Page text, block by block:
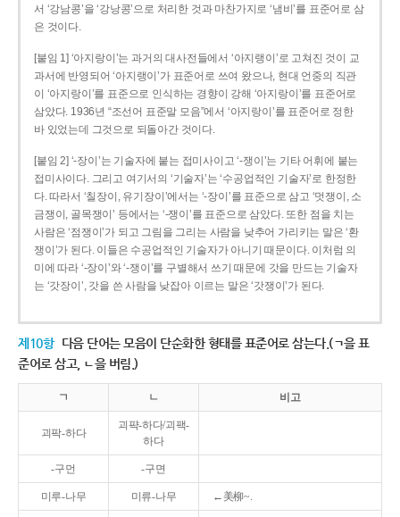
서 ‘강남콩’을 ‘강낭콩’으로 처리한 것과 마찬가지로 ‘냄비’를 표준어로 삼
은 것이다.
[붙임 1] ‘아지랑이’는 과거의 대사전들에서 ‘아지랭이’로 고쳐진 것이 교
과서에 반영되어 ‘아지랭이’가 표준어로 쓰여 왔으나, 현대 언중의 직관
이 ‘아지랑이’를 표준으로 인식하는 경향이 강해 ‘아지랑이’를 표준어로
삼았다. 1936년 “조선어 표준말 모음”에서 ‘아지랑이’를 표준어로 정한
바 있었는데 그것으로 되돌아간 것이다.
[붙임 2] ‘-장이’는 기술자에 붙는 접미사이고 ‘-쟁이’는 기타 어휘에 붙는
접미사이다. 그리고 여기서의 ‘기술자’는 ‘수공업적인 기술자’로 한정한
다. 따라서 ‘칠장이, 유기장이’에서는 ‘-장이’를 표준으로 삼고 ‘멋쟁이, 소
금쟁이, 골목쟁이’ 등에서는 ‘-쟁이’를 표준으로 삼았다. 또한 점을 치는
사람은 ‘점쟁이’가 되고 그림을 그리는 사람을 낮추어 가리키는 말은 ‘환
쟁이’가 된다. 이들은 수공업적인 기술자가 아니기 때문이다. 이처럼 의
미에 따라 ‘-장이’와 ‘-쟁이’를 구별해서 쓰기 때문에 갓을 만드는 기술자
는 ‘갓장이’, 갓을 쓴 사람을 낮잡아 이르는 말은 ‘갓쟁이’가 된다.
제10항 다음 단어는 모음이 단순화한 형태를 표준어로 삼는다.(ㄱ을 표
준어로 삼고, ㄴ을 버림.)
ㄱ ㄴ 비고
괴팍-하다
괴퍅-하다/괴팩-
하다
-구먼 -구면
미루-나무 미류-나무 ←美柳~.